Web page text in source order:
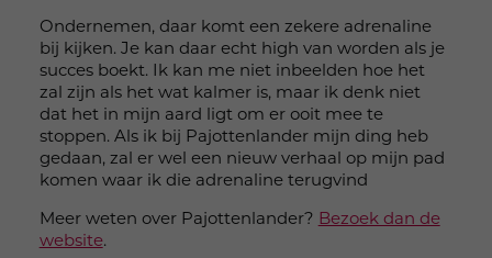
Ondernemen, daar komt een zekere adrenaline
bij kijken. Je kan daar echt high van worden als je
succes boekt. Ik kan me niet inbeelden hoe het
zal zijn als het wat kalmer is, maar ik denk niet
dat het in mijn aard ligt om er ooit mee te
stoppen. Als ik bij Pajottenlander mijn ding heb
gedaan, zal er wel een nieuw verhaal op mijn pad
komen waar ik die adrenaline terugvind
Meer weten over Pajottenlander? Bezoek dan de
website.